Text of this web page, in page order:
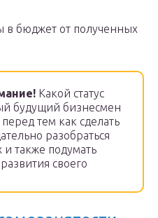
в бюджет от полученных
Какой статус
будущий бизнесмен
тем как сделать
разобраться
и также подумать
своего